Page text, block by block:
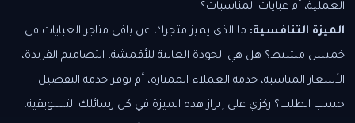
العملية، أم عبايات المناسبات؟
الميزة التنافسية: ما الذي يميز متجرك عن باقي متاجر العبايات في
خميس مشيط؟ هل هي الجودة العالية للأقمشة، التصاميم الفريدة،
الأسعار المناسبة، خدمة العملاء الممتازة، أم توفر خدمة التفصيل
حسب الطلب؟ ركزي على إبراز هذه الميزة في كل رسائلك التسويقية.